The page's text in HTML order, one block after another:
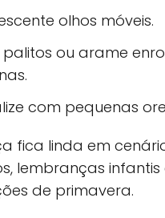
olhos móveis.
palitos ou arame
com pequenas
fica linda em
lembranças infantis
de primavera.